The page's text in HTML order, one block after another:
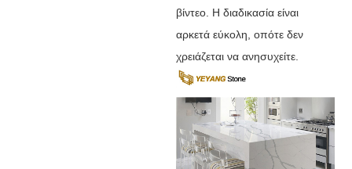
βίντεο. Η διαδικασία είναι
αρκετά εύκολη, οπότε δεν
χρειάζεται να ανησυχείτε.